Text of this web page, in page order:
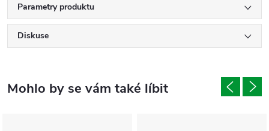
Parametry produktu
Diskuse